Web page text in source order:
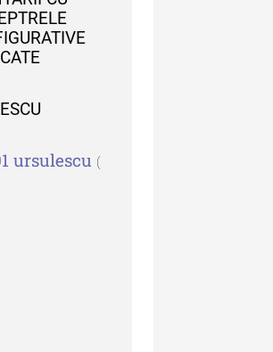
Etnografic
/ 2021
Etnografic
/ 2020
mediere
ursulescu (